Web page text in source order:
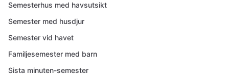
Semesterhus med havsutsikt
Semester med husdjur
Semester vid havet
Familjesemester med barn
Sista minuten-semester